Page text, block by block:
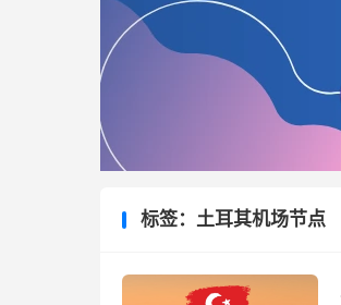
标签：土耳其机场节点